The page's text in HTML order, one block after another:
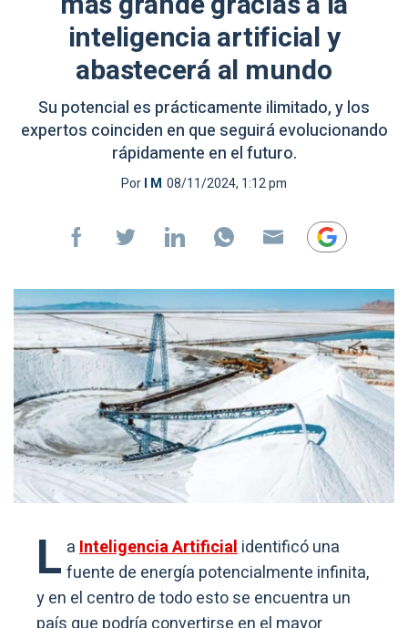
inteligencia artificial y
abastecerá al mundo
Su potencial es prácticamente ilimitado, y los
expertos coinciden en que seguirá evolucionando
rápidamente en el futuro.
PorI M 08/11/2024, 1:12 pm
L aInteligencia Artificialidentificó una
fuente de energía potencialmente infinita,
y en el centro de todo esto se encuentra un